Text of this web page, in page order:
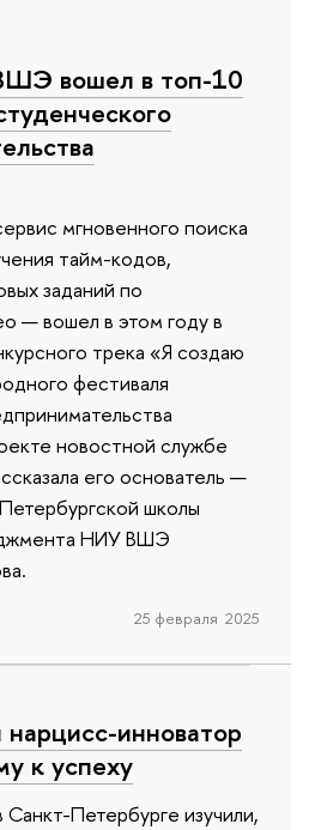
вошел в топ-10
мгновенного поиска
тайм-кодов,
заданий по
— вошел в этом году в
трека «Я создаю
фестиваля
новостной службе
его основатель —
школы
НИУ ВШЭ
25 февраля 2025
инноватор
к успеху
Петербурге изучили,